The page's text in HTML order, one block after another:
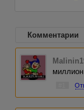
Комментарии